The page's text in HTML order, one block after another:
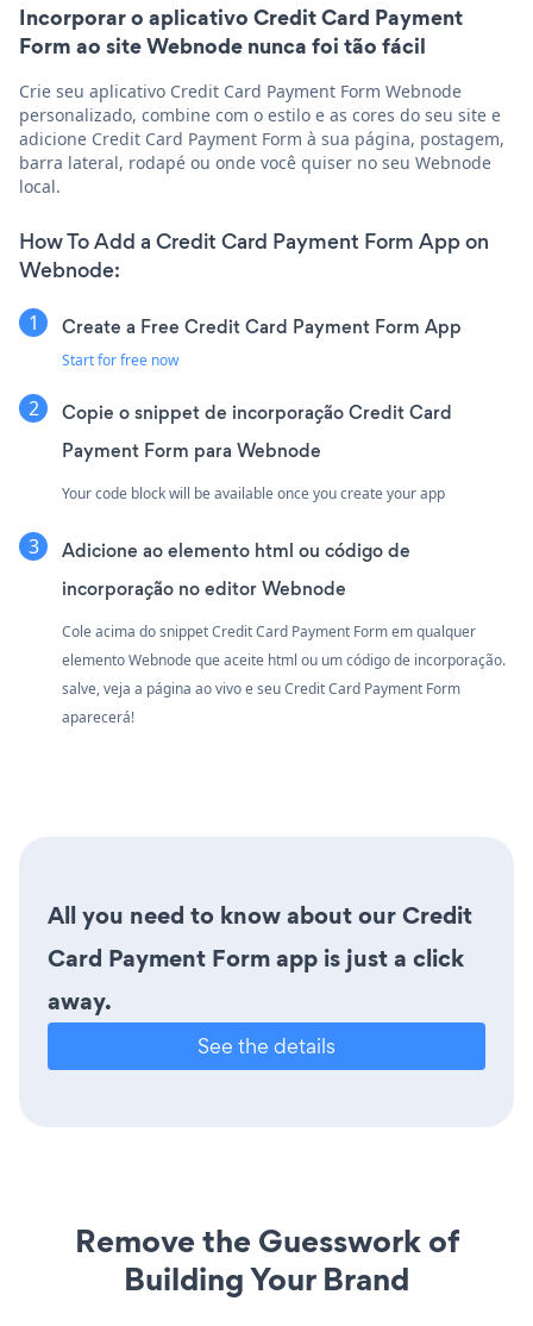
Incorporar o aplicativo Credit Card Payment
Form ao site Webnode nunca foi tão fácil
Crie seu aplicativo Credit Card Payment Form Webnode
personalizado, combine com o estilo e as cores do seu site e
adicione Credit Card Payment Form à sua página, postagem,
barra lateral, rodapé ou onde você quiser no seu Webnode
local.
How To Add a Credit Card Payment Form App on
Webnode:
Create a Free Credit Card Payment Form App
Start for free now
Copie o snippet de incorporação Credit Card
Payment Form para Webnode
Your code block will be available once you create your app
Adicione ao elemento html ou código de
incorporação no editor Webnode
Cole acima do snippet Credit Card Payment Form em qualquer
elemento Webnode que aceite html ou um código de incorporação.
salve, veja a página ao vivo e seu Credit Card Payment Form
aparecerá!
All you need to know about our Credit
Card Payment Form app is just a click
away.
See the details
Remove the Guesswork of
Building Your Brand